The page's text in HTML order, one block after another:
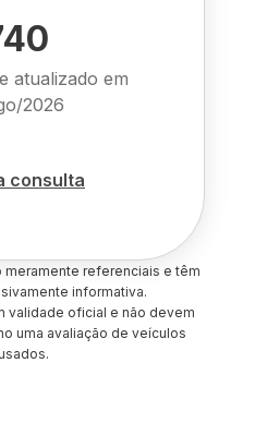
atualizado em
2026
consulta
referenciais e têm
informativa.
validade oficial e não devem
uma avaliação de veículos